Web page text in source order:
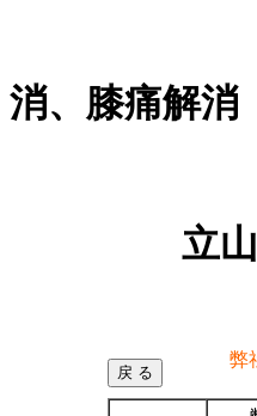
消、膝痛解消
立山・劔
弊